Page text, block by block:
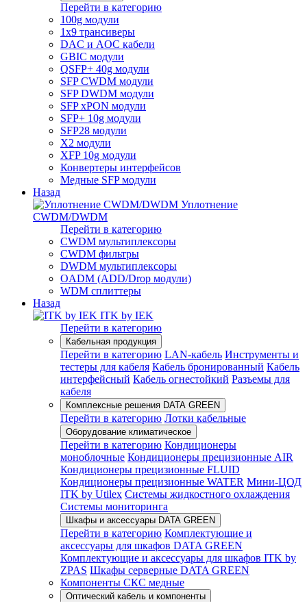
Перейти в категорию
100g модули
1x9 трансиверы
DAC и AOC кабели
GBIC модули
QSFP+ 40g модули
SFP CWDM модули
SFP DWDM модули
SFP xPON модули
SFP+ 10g модули
SFP28 модули
X2 модули
XFP 10g модули
Конвертеры интерфейсов
Медные SFP модули
Назад
Уплотнение
CWDM/DWDM
Перейти в категорию
CWDM мультиплексоры
CWDM фильтры
DWDM мультиплексоры
OADM (ADD/Drop модули)
WDM сплиттеры
Назад
ITK by IEK
Перейти в категорию
Кабельная продукция
Перейти в категорию LAN-кабель Инструменты и
тестеры для кабеля Кабель бронированный Кабель
интерфейсный Кабель огнестойкий Разъемы для
кабеля
Комплексные решения DATA GREEN
Перейти в категорию Лотки кабельные
Оборудование климатическое
Перейти в категорию Кондиционеры
моноблочные Кондиционеры прецизионные AIR
Кондиционеры прецизионные FLUID
Кондиционеры прецизионные WATER Мини-ЦОД
ITK by Utilex Системы жидкостного охлаждения
Системы мониторинга
Шкафы и аксессуары DATA GREEN
Перейти в категорию Комплектующие и
аксессуары для шкафов DATA GREEN
Комплектующие и аксессуары для шкафов ITK by
ZPAS Шкафы серверные DATA GREEN
Компоненты СКС медные
Оптический кабель и компоненты